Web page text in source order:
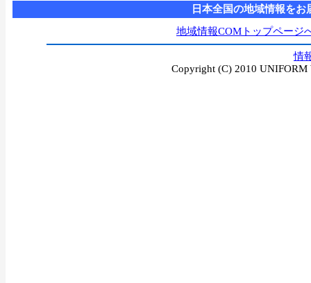
日本全国の地域情報をお
地域情報COMトップページ
情
Copyright (C) 2010